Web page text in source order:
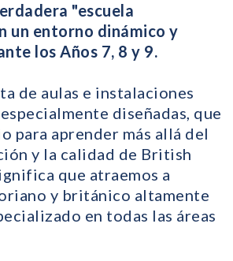
"escuela
un entorno dinámico y
los Años 7, 8 y 9.
de aulas e instalaciones
diseñadas, que
para aprender más allá del
y la calidad de British
que atraemos a
y británico altamente
en todas las áreas